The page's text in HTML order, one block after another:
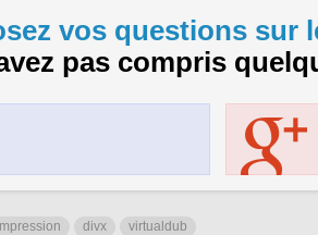
vos questions sur
pas compris
divx virtualdub